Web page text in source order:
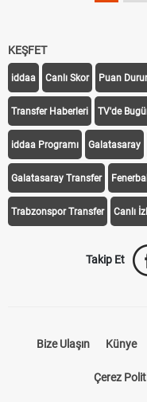
KEŞFET
iddaa Canlı Skor Puan
Transfer Haberleri TV'de
iddaa Programı Galatasaray
Galatasaray Transfer
Trabzonspor Transfer Canlı
Takip Et
Bize Ulaşın Künye
Çerez